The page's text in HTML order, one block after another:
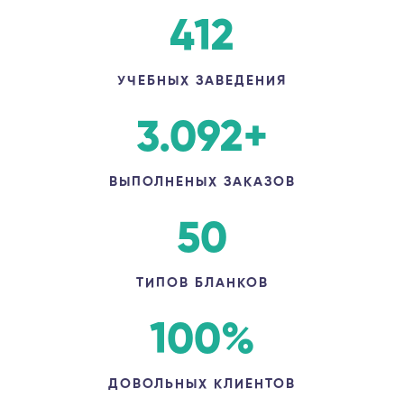
412
УЧЕБНЫХ ЗАВЕДЕНИЯ
3.092+
ВЫПОЛНЕНЫХ ЗАКАЗОВ
50
ТИПОВ БЛАНКОВ
100%
ДОВОЛЬНЫХ КЛИЕНТОВ